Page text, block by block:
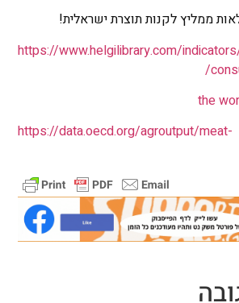
ממליץ לקנות תוצרת ישראלית!
https://www.helgilibrary.com/
the
https://data.oecd.org/agroutput/meat-